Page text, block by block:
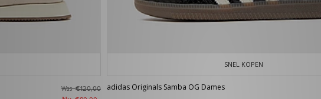
Was€120,00
SNEL KOPEN
adidas Originals Samba OG Dames